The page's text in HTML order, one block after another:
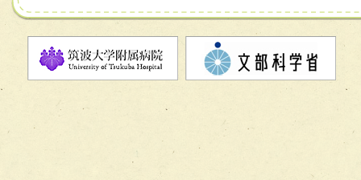
チーム08【地域関係機関と連携した小児リハビリテーショ
チーム09【術前から始める周術期リハビリテーションチー
ム】
チーム10【包括的リハビリテーションコンサルテーション